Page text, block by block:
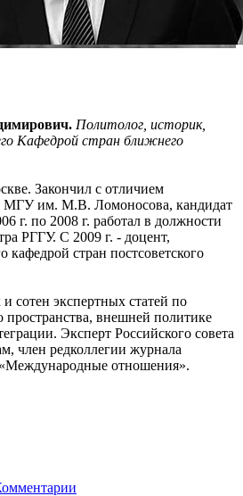
Политолог, историк,
Кафедрой стран ближнего
Закончил с отличием
МГУ им. М.В. Ломоносова, кандидат
г. по 2008 г. работал в должности
РГГУ. С 2009 г. - доцент,
кафедрой стран постсоветского
сотен экспертных статей по
пространства, внешней политике
Эксперт Российского совета
член редколлегии журнала
отношения».